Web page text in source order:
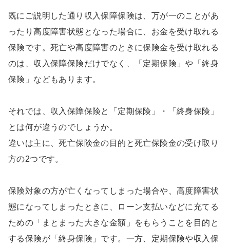
既にご説明した通り収入保障保険は、万が一のことがあ
ったり高度障害状態となった場合に、お金を受け取れる
保険です。死亡や高度障害のときに保険金を受け取れる
のは、収入保障保険だけでなく、「定期保険」や「終身
保険」などもあります。
それでは、収入保障保険と「定期保険」・「終身保険」
とは何が違うのでしょうか。
違いは主に、死亡保険金の目的と死亡保険金の受け取り
方の2つです。
保険対象の方が亡くなってしまった場合や、高度障害状
態になってしまったときに、ローン支払いなどに充てる
ための「まとまった大きな金額」をもらうことを目的と
する保険が「終身保険」です。一方、定期保険や収入保